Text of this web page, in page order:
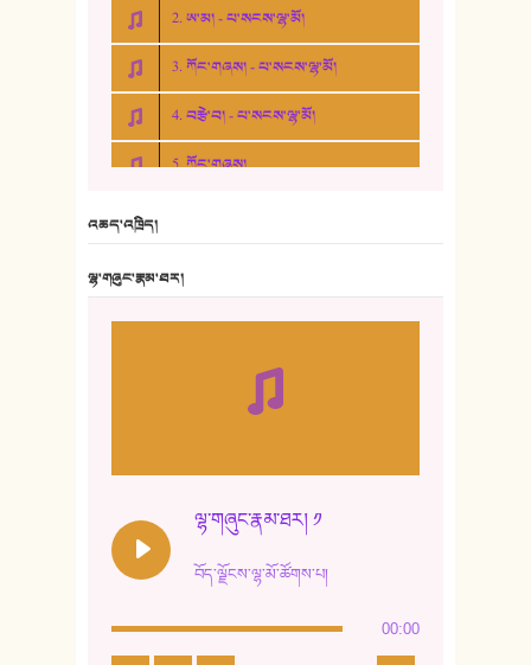
2. ཨ་མ། - པ་སངས་ལྷ་མོ།
3. ཀོང་གཞས། - པ་སངས་ལྷ་མོ།
4. བརྩེ་བ། - པ་སངས་ལྷ་མོ།
5. ཀོང་གཞས།
10. ཆང་གཞས། ༣
15. ཤམ་པ་ལ་ཡི་སྲས་མོ།
འཆད་འཁྲིད།
ལྷ་གཞུང་རྣམ་ཐར།
ལྷ་གཞུང་རྣམ་ཐར། ༡
བོད་ལྗོངས་ལྷ་མོ་ཚོགས་པ།
00:00